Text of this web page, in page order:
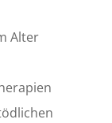
Alter